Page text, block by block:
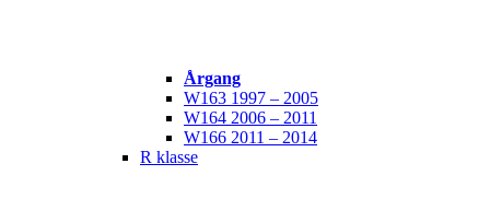
Årgang
W163 1997 – 2005
W164 2006 – 2011
W166 2011 – 2014
R klasse